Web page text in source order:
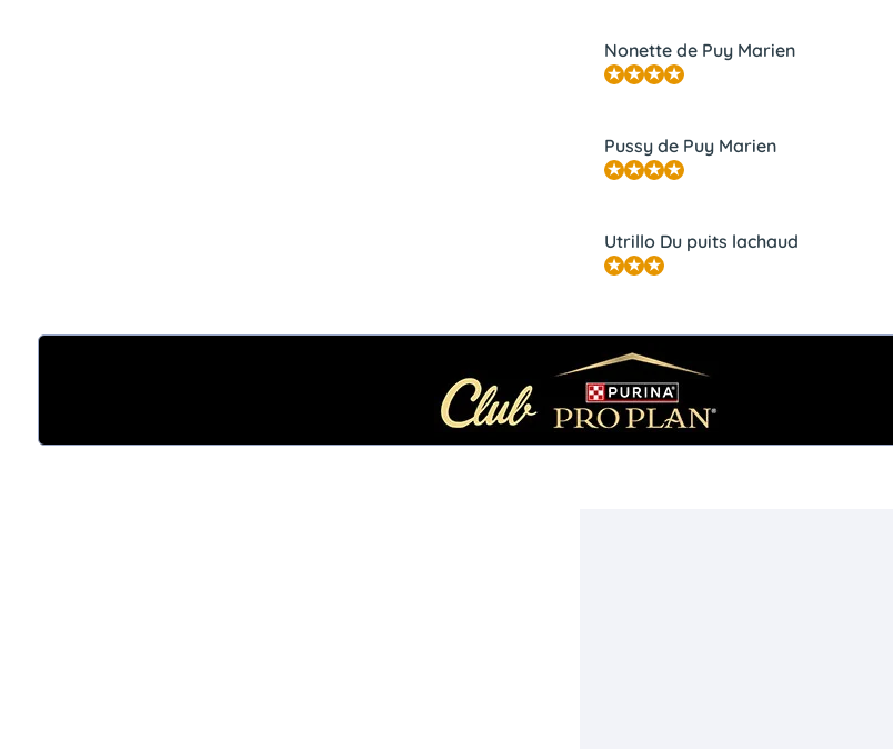
Nonette de Puy Marien
Pussy de Puy Marien
Utrillo Du puits lachaud